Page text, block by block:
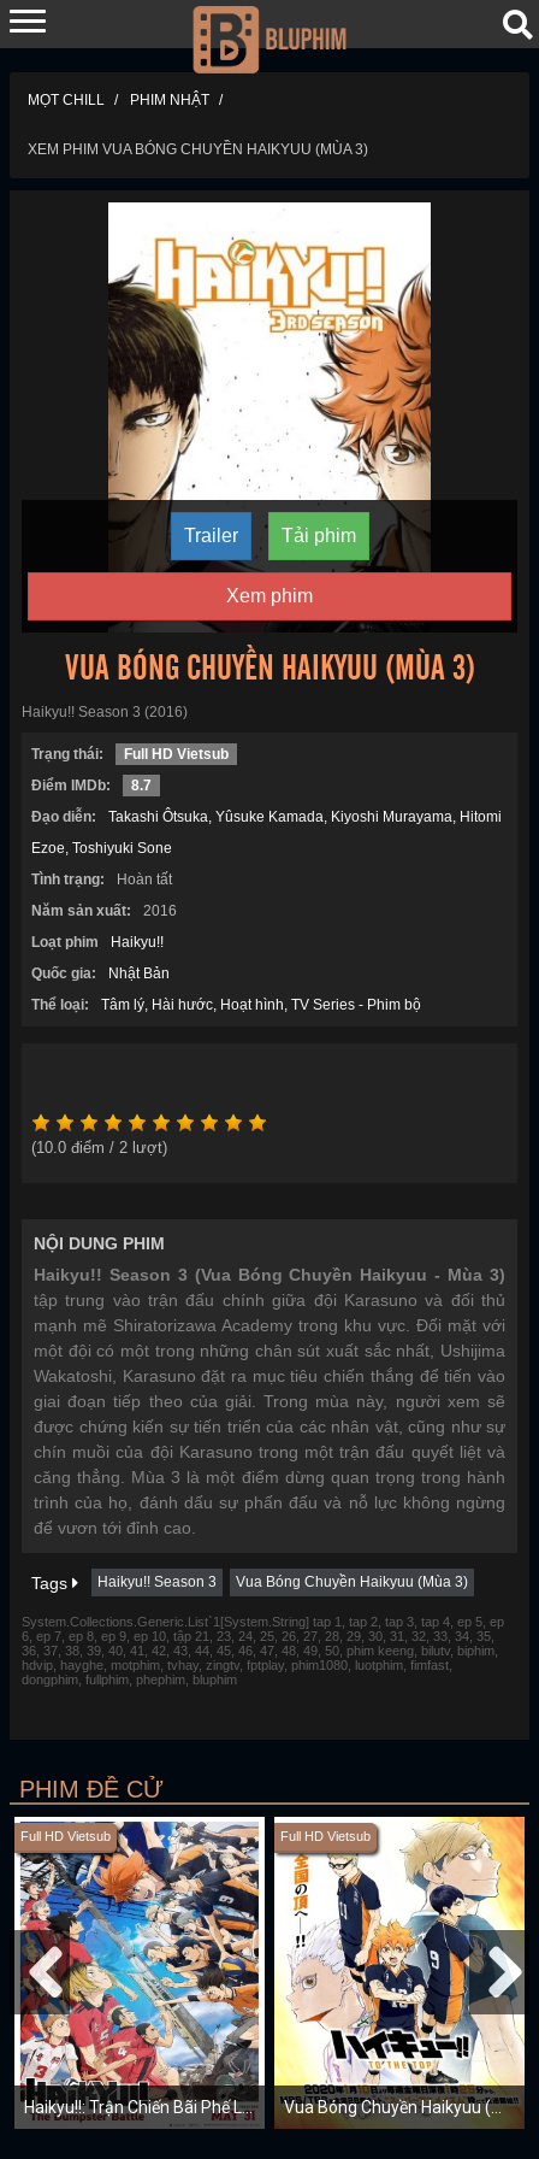
MỌT CHILL PHIM NHẬT
XEM PHIM VUA BÓNG CHUYỀN HAIKYUU (MÙA 3)
Trailer Tải phim
Xem phim
VUA BÓNG CHUYỀN HAIKYUU (MÙA 3)
Haikyu!! Season 3 (2016)
Trạng thái:
Full HD Vietsub
Điểm IMDb:
8.7
Đạo diễn:
Takashi Ôtsuka Yûsuke Kamada Kiyoshi Murayama Hitomi
Ezoe Toshiyuki Sone
Tình trạng:
Hoàn tất
Năm sản xuất:
2016
Loạt phim
Haikyu!!
Quốc gia:
Nhật Bản
Thể loại:
Tâm lý Hài hước Hoạt hình TV Series - Phim bộ
(10.0 điểm / 2 lượt)
NỘI DUNG PHIM
Haikyu!! Season 3 (Vua Bóng Chuyền Haikyuu - Mùa 3)
tập trung vào trận đấu chính giữa đội Karasuno và đối thủ
mạnh mẽ Shiratorizawa Academy trong khu vực. Đối mặt với
một đội có một trong những chân sút xuất sắc nhất, Ushijima
Wakatoshi, Karasuno đặt ra mục tiêu chiến thắng để tiến vào
giai đoạn tiếp theo của giải. Trong mùa này, người xem sẽ
được chứng kiến sự tiến triển của các nhân vật, cũng như sự
chín muồi của đội Karasuno trong một trận đấu quyết liệt và
căng thẳng. Mùa 3 là một điểm dừng quan trọng trong hành
trình của họ, đánh dấu sự phấn đấu và nỗ lực không ngừng
để vươn tới đỉnh cao.
Tags Haikyu!! Season 3 Vua Bóng Chuyền Haikyuu (Mùa 3)
System.Collections.Generic.List`1[System.String] tap 1, tap 2, tap 3, tap 4, ep 5, ep
6, ep 7, ep 8, ep 9, ep 10, tập 21, 23, 24, 25, 26, 27, 28, 29, 30, 31, 32, 33, 34, 35,
36, 37, 38, 39, 40, 41, 42, 43, 44, 45, 46, 47, 48, 49, 50, phim keeng, bilutv, biphim,
hdvip, hayghe, motphim, tvhay, zingtv, fptplay, phim1080, luotphim, fimfast,
dongphim, fullphim, phephim, bluphim
PHIM ĐỀ CỬ
Full HD Vietsub
Haikyu!!: Trận Chiến Bãi Phế Liệu
Full HD Vietsub
Vua Bóng Chuyền Haikyuu (Mùa 4)